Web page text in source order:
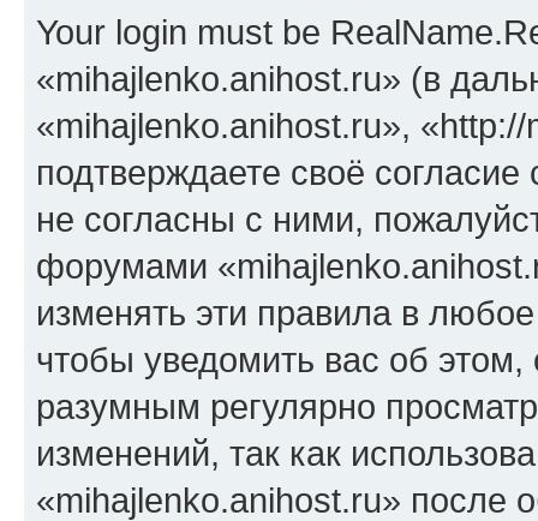
Your login must be
«mihajlenko.anihost.ru» (в
«mihajlenko.anihost.ru»,
подтверждаете своё
не согласны с ними,
форумами
изменять эти правила в
чтобы уведомить вас об
разумным регулярно
изменений, так как
«mihajlenko.anihost.ru» после